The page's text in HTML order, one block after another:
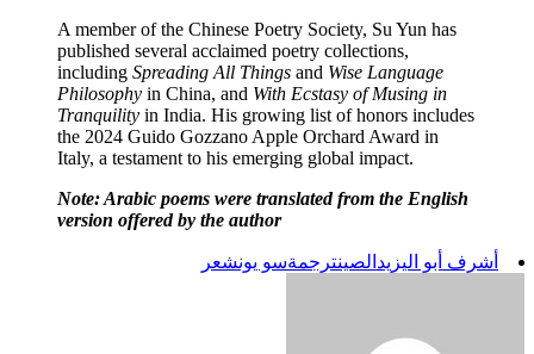
A member of the Chinese Poetry Society, Su Yun has
published several acclaimed poetry collections,
including Spreading All Things and Wise Language
Philosophy in China, and With Ecstasy of Musing in
Tranquility in India. His growing list of honors includes
the 2024 Guido Gozzano Apple Orchard Award in
Italy, a testament to his emerging global impact.
Note: Arabic poems were translated from the English
version offered by the author
أشرف أبو اليزيد الصينترجمةسو يونشعر